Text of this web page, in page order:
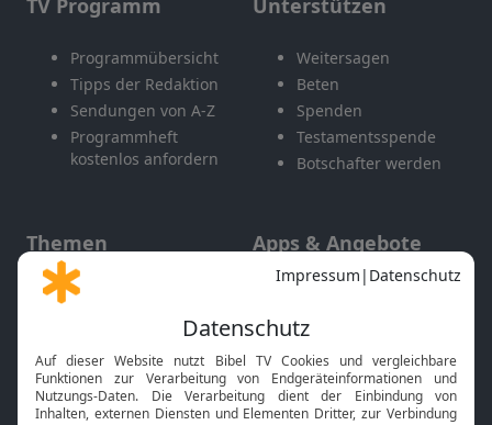
TV Programm
Programmübersicht
Tipps der Redaktion
Sendungen von A-Z
Programmheft
kostenlos anfordern
Unterstützen
Weitersagen
Beten
Spenden
Testamentsspende
Botschafter werden
Themen
Gott und Bibel erklärt
Neuigkeiten
Apps & Angebote
Mobile App
Smart TV
HbbTV